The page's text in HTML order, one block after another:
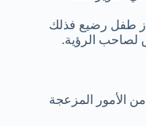
طفل رضيع فذلك
لصاحب الرؤية.
الأمور المزعجة